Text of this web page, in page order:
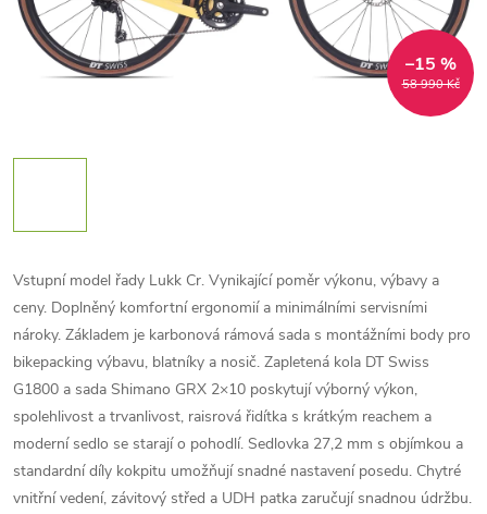
58 990 Kč
–15 %
Vstupní model řady Lukk Cr. Vynikající poměr výkonu, výbavy a
ceny. Doplněný komfortní ergonomií a minimálními servisními
nároky. Základem je karbonová rámová sada s montážními body pro
bikepacking výbavu, blatníky a nosič. Zapletená kola DT Swiss
G1800 a sada Shimano GRX 2×10 poskytují výborný výkon,
spolehlivost a trvanlivost, raisrová řidítka s krátkým reachem a
moderní sedlo se starají o pohodlí. Sedlovka 27,2 mm s objímkou a
standardní díly kokpitu umožňují snadné nastavení posedu. Chytré
vnitřní vedení, závitový střed a UDH patka zaručují snadnou údržbu.